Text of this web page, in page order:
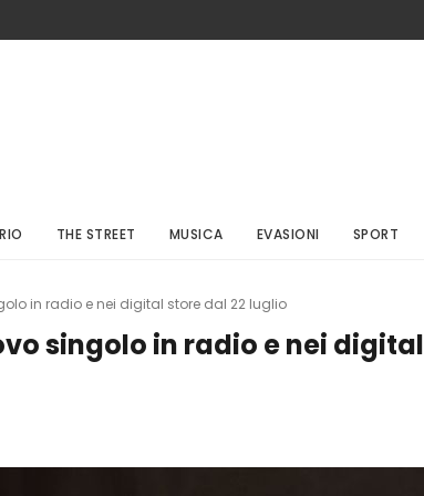
THE STREET MUSICA EVASIONI SPORT
in radio e nei digital store dal 22 luglio
singolo in radio e nei digital